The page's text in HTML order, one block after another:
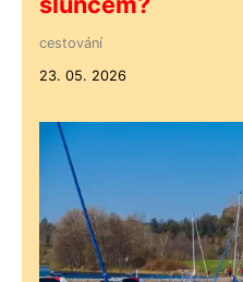
cestování
23. 05. 2026